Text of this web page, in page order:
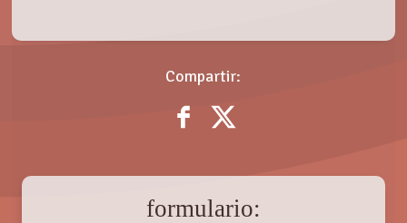
Compartir:
formulario: